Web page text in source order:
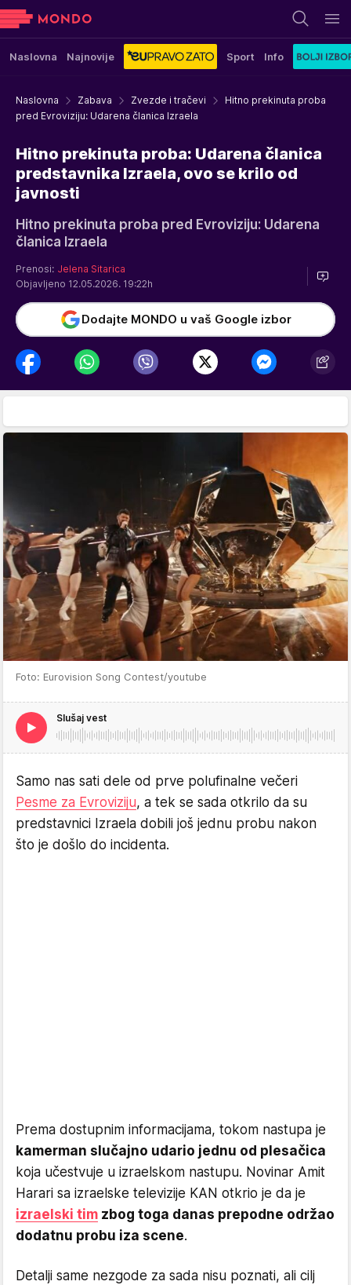
Naslovna Najnovije Sport Info
Naslovna Zabava Zvezde i tračevi
Hitno prekinuta proba
pred Evroviziju: Udarena članica Izraela
Hitno prekinuta proba: Udarena članica
predstavnika Izraela, ovo se krilo od
javnosti
Hitno prekinuta proba pred Evroviziju: Udarena
članica Izraela
Prenosi: Jelena Sitarica
Objavljeno 12.05.2026. 19:22h
Dodajte MONDO u vaš Google izbor
Foto: Eurovision Song Contest/youtube
Slušaj vest
Samo nas sati dele od prve polufinalne večeri
Pesme za Evroviziju, a tek se sada otkrilo da su
predstavnici Izraela dobili još jednu probu nakon
što je došlo do incidenta.
Prema dostupnim informacijama, tokom nastupa je
kamerman slučajno udario jednu od plesačica
koja učestvuje u izraelskom nastupu. Novinar Amit
Harari sa izraelske televizije KAN otkrio je da je
izraelski tim zbog toga danas prepodne održao
dodatnu probu iza scene.
Detalji same nezgode za sada nisu poznati, ali cilj